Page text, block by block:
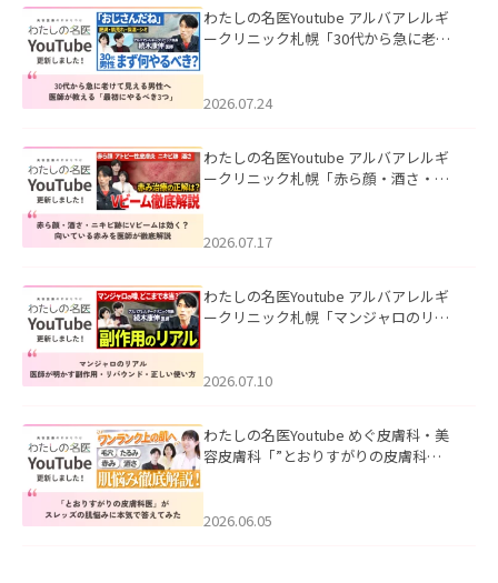
わたしの名医Youtube アルバアレルギ
ークリニック札幌「30代から急に老け
た。
2026.07.24
わたしの名医Youtube アルバアレルギ
ークリニック札幌「赤ら顔・酒さ・ニ
した。
2026.07.17
わたしの名医Youtube アルバアレルギ
ークリニック札幌「マンジャロのリア
た。
2026.07.10
わたしの名医Youtube めぐ皮膚科・美
容皮膚科「”とおりすがりの皮膚科
2026.06.05